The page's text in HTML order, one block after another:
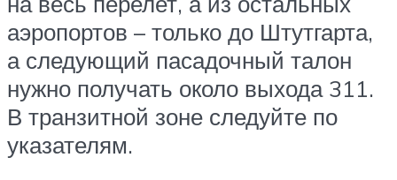
аэропортов – только до Штутгарта,
а следующий пасадочный талон
нужно получать около выхода 311.
В транзитной зоне следуйте по
указателям.